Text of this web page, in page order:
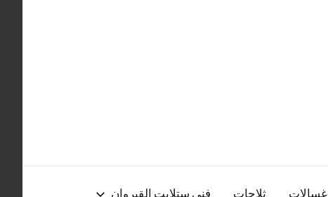
غسالات ثلاجات فني ستلايت القيروان